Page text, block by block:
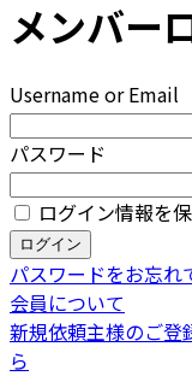
メンバー
Username or Email
パスワード
ログイン情報を
パスワードをお忘れ
会員について
新規依頼主様のご登
ら